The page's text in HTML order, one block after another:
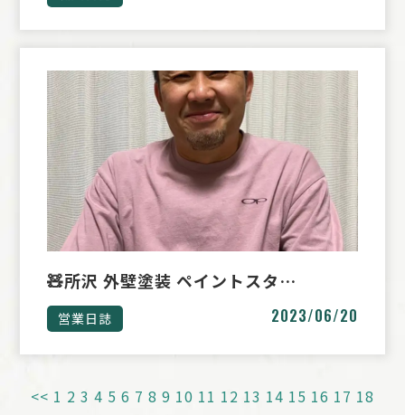
🧸所沢 外壁塗装 ペイントスタ…
営業日誌 2023/06/20
<< 1 2 3 4 5 6 7 8 9 10 11 12 13 14 15 16 17 18